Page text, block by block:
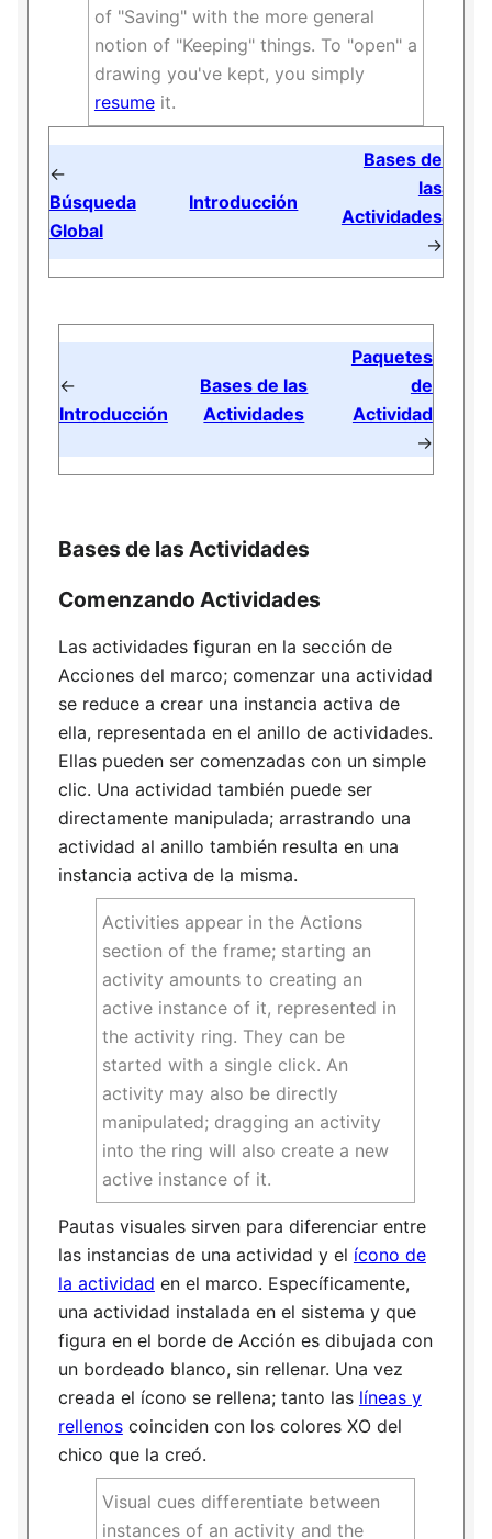
of "Saving" with the more general
notion of "Keeping" things. To "open" a
drawing you've kept, you simply
resumeit.
←
Búsqueda
Global
Introducción
Bases de
las
Actividades
→
←
Introducción
Bases de las
Actividades
Paquetes
de
Actividad
→
Bases de las Actividades
Comenzando Actividades
Las actividades figuran en la sección de
Acciones del marco; comenzar una actividad
se reduce a crear una instancia activa de
ella, representada en el anillo de actividades.
Ellas pueden ser comenzadas con un simple
clic. Una actividad también puede ser
directamente manipulada; arrastrando una
actividad al anillo también resulta en una
instancia activa de la misma.
Activities appear in the Actions
section of the frame; starting an
activity amounts to creating an
active instance of it, represented in
the activity ring. They can be
started with a single click. An
activity may also be directly
manipulated; dragging an activity
into the ring will also create a new
active instance of it.
Pautas visuales sirven para diferenciar entre
las instancias de una actividad y el ícono de
la actividad en el marco. Específicamente,
una actividad instalada en el sistema y que
figura en el borde de Acción es dibujada con
un bordeado blanco, sin rellenar. Una vez
creada el ícono se rellena; tanto las líneas y
rellenoscoinciden con los colores XO del
chico que la creó.
Visual cues differentiate between
instances of an activity and the